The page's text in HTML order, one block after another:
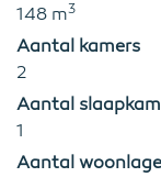
148 m3
Aantal kamers
2
Aantal
1
Aantal